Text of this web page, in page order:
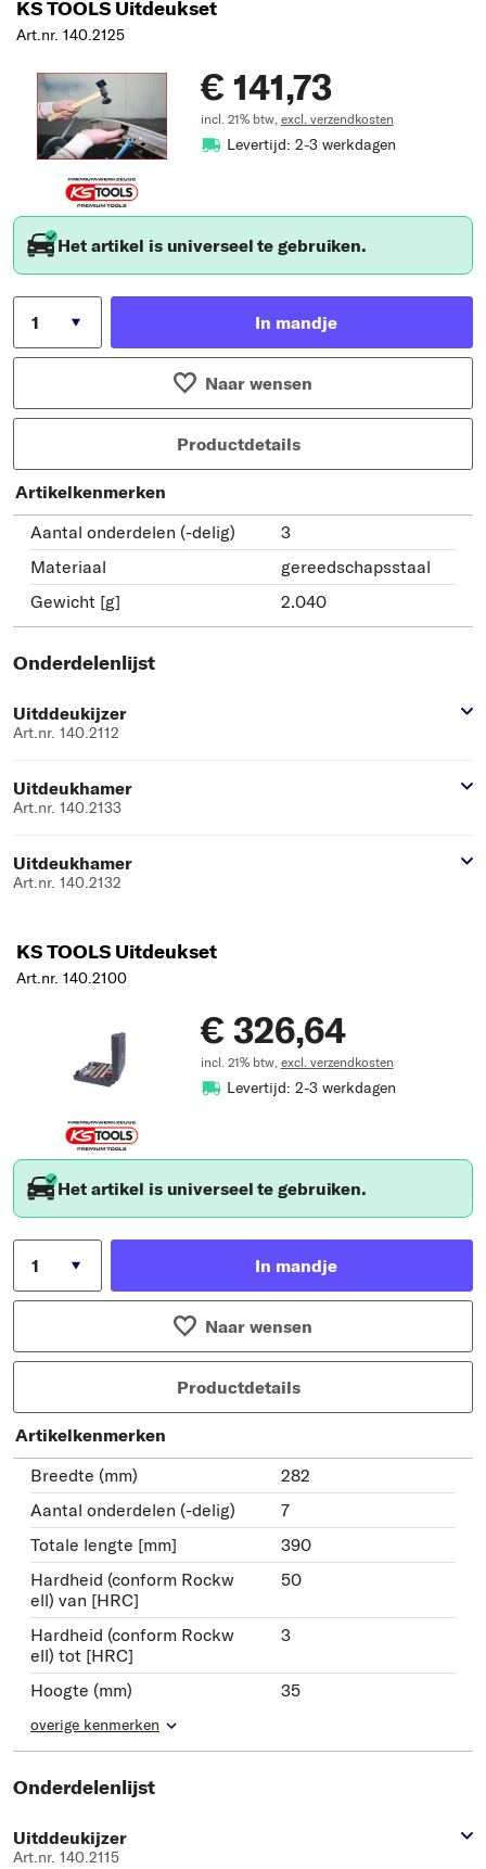
KS TOOLS Uitdeukset
Art.nr. 140.2125
€ 141,73
incl. 21% btw, excl. verzendkosten
Levertijd: 2-3 werkdagen
Het artikel is universeel te gebruiken.
In mandje
Naar wensen
Productdetails
Artikelkenmerken
Aantal onderdelen (-delig)
3
Materiaal
gereedschapsstaal
Gewicht [g]
2.040
Onderdelenlijst
Uitddeukijzer
Art.nr. 140.2112
Uitdeukhamer
Art.nr. 140.2133
Uitdeukhamer
Art.nr. 140.2132
KS TOOLS Uitdeukset
Art.nr. 140.2100
€ 326,64
incl. 21% btw, excl. verzendkosten
Levertijd: 2-3 werkdagen
Het artikel is universeel te gebruiken.
In mandje
Naar wensen
Productdetails
Artikelkenmerken
Breedte (mm)
282
Aantal onderdelen (-delig)
7
Totale lengte [mm]
390
Hardheid (conform Rockw
ell) van [HRC]
50
Hardheid (conform Rockw
ell) tot [HRC]
3
Hoogte (mm) 35
overige kenmerken
Onderdelenlijst
Uitddeukijzer
Art.nr. 140.2115